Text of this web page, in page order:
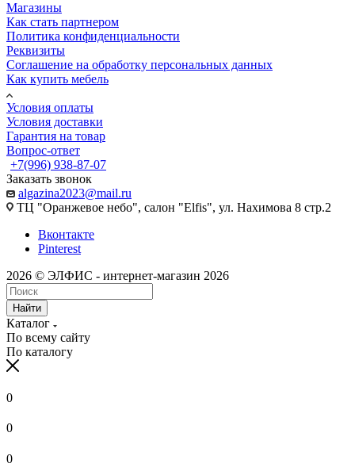
Магазины
Как стать партнером
Политика конфиденциальности
Реквизиты
Соглашение на обработку персональных данных
Как купить мебель
Условия оплаты
Условия доставки
Гарантия на товар
Вопрос-ответ
+7(996) 938-87-07
Заказать звонок
algazina2023@mail.ru
ТЦ "Оранжевое небо", салон "Elfis", ул. Нахимова 8 стр.2
Вконтакте
Pinterest
2026 © ЭЛФИС - интернет-магазин 2026
Найти
Каталог
По всему сайту
По каталогу
0
0
0